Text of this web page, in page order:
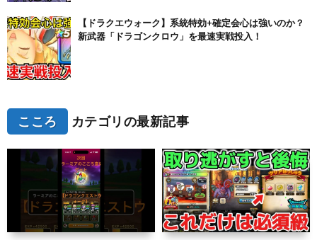
【ドラクエウォーク】系統特効+確定会心は強いのか？
新武器「ドラゴンクロウ」を最速実戦投入！
こころ カテゴリの最新記事